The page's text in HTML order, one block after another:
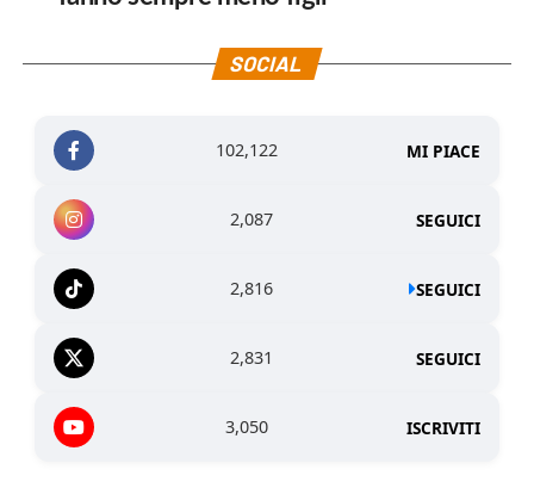
SOCIAL
102,122 MI PIACE
2,087 SEGUICI
2,816 SEGUICI
2,831 SEGUICI
3,050 ISCRIVITI